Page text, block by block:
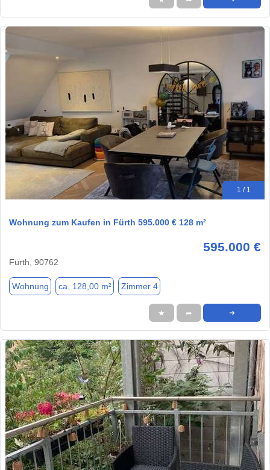
1 / 1
Wohnung zum Kaufen in Fürth 595.000 € 128 m²
595.000 €
Fürth, 90762
Wohnung ca. 128,00 m² Zimmer 4
★ ➦ ➜